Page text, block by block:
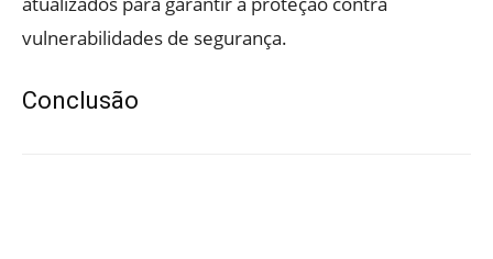
vulnerabilidades de segurança.
Conclusão